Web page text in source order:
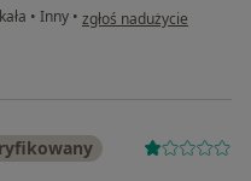
• Inny • w opinii użytkownika
zgłoś nadużycie